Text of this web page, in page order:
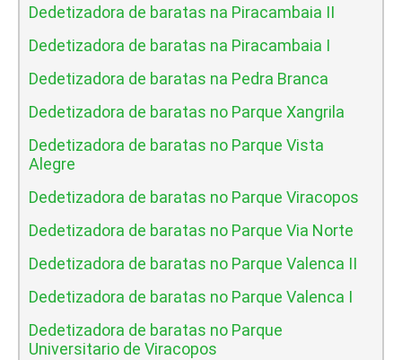
Dedetizadora de baratas na Piracambaia II
Dedetizadora de baratas na Piracambaia I
Dedetizadora de baratas na Pedra Branca
Dedetizadora de baratas no Parque Xangrila
Dedetizadora de baratas no Parque Vista
Alegre
Dedetizadora de baratas no Parque Viracopos
Dedetizadora de baratas no Parque Via Norte
Dedetizadora de baratas no Parque Valenca II
Dedetizadora de baratas no Parque Valenca I
Dedetizadora de baratas no Parque
Universitario de Viracopos